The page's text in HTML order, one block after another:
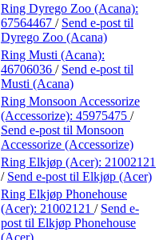
Ring Dyrego Zoo (Acana):
67564467 / Send e-post til
Dyrego Zoo (Acana)
Ring Musti (Acana):
46706036 / Send e-post til
Musti (Acana)
Ring Monsoon Accessorize
(Accessorize): 45975475 /
Send e-post til Monsoon
Accessorize (Accessorize)
Ring Elkjøp (Acer): 21002121
/ Send e-post til Elkjøp (Acer)
Ring Elkjøp Phonehouse
(Acer): 21002121 / Send e-
post til Elkjøp Phonehouse
(Acer)